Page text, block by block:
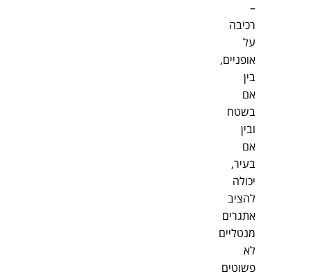
–
רכיבה
על
אופניים,
בין
אם
בשטח
ובין
אם
בעיר,
יכולה
להציב
אתגרים
מנטליים
לא
פשוטים